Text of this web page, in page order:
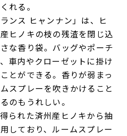
れる。
ンス ヒャンナン」は、ヒ
ヒノキの枝の残渣を閉じ込
な香り袋。バッグやポーチ
車内やクローゼットに掛け
とができる。香りが弱まっ
スプレーを吹きかけること
のもうれしい。
られた済州産ヒノキから抽
しており、ルームスプレー